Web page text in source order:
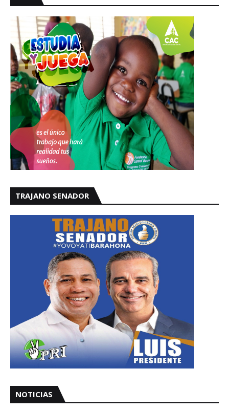
TRAJANO SENADOR
NOTICIAS